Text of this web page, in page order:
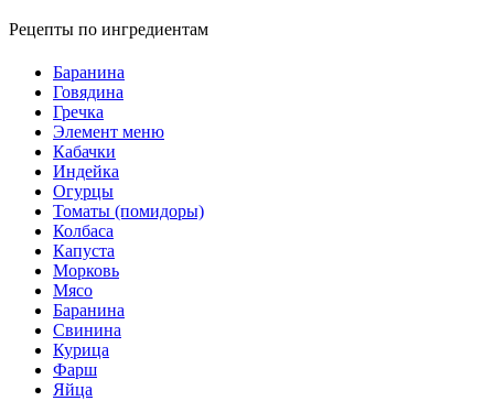
Рецепты по ингредиентам
Баранина
Говядина
Гречка
Элемент меню
Кабачки
Индейка
Огурцы
Томаты (помидоры)
Колбаса
Капуста
Морковь
Мясо
Баранина
Свинина
Курица
Фарш
Яйца